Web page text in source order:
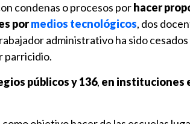
condenas o procesos porhacer
pormedios tecnológicos, dos
administrativo ha sido
parricidio.
públicos y 136, en instituciones